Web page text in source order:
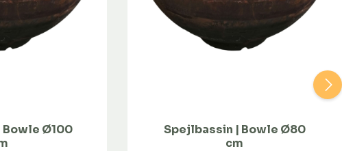
Ø100
Spejlbassin | Bowle Ø80
cm